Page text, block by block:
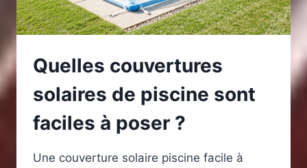
Quelles couvertures
solaires de piscine sont
faciles à poser ?
Une couverture solaire piscine facile à